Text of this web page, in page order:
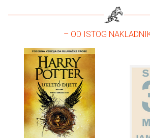
– OD ISTOG